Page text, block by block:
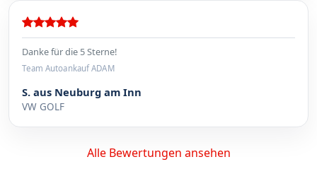
Danke für die 5 Sterne!
Team Autoankauf ADAM
S. aus Neuburg am Inn
VW GOLF
Alle Bewertungen ansehen